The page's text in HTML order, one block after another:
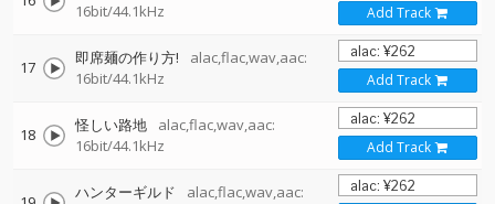
16bit/44.1kHz
Add Track
17 即席麺の作り方!
alac,flac,wav,aac:
16bit/44.1kHz
Add Track
18 怪しい路地
alac,flac,wav,aac:
16bit/44.1kHz
Add Track
ハンターギルド
alac,flac,wav,aac: